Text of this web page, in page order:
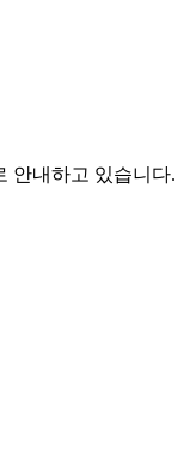
안내하고 있습니다.